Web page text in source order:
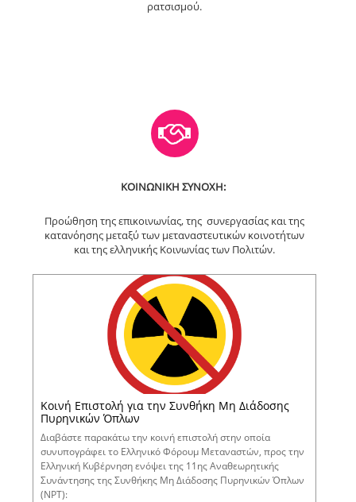
ρατσισμού.
ΚΟΙΝΩΝΙΚΗ ΣΥΝΟΧΗ:
Προώθηση της επικοινωνίας, της συνεργασίας και της
κατανόησης μεταξύ των μεταναστευτικών κοινοτήτων
και της ελληνικής Κοινωνίας των Πολιτών.
Κοινή Επιστολή για την Συνθήκη Μη Διάδοσης
Πυρηνικών Όπλων
Διαβάστε παρακάτω την κοινή επιστολή στην οποία
συνυπογράφει το Ελληνικό Φόρουμ Μεταναστών, προς την
Ελληνική Κυβέρνηση ενόψει της 11ης Αναθεωρητικής
Συνάντησης της Συνθήκης Μη Διάδοσης Πυρηνικών Όπλων
(NPT):